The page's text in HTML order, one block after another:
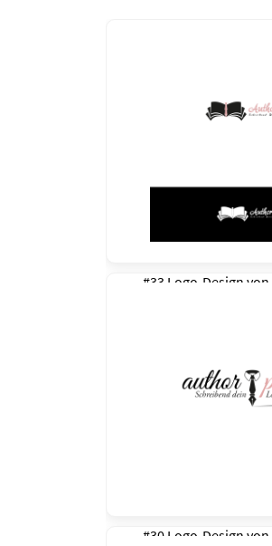
#33 Logo-Design von
#30 Logo-Design von